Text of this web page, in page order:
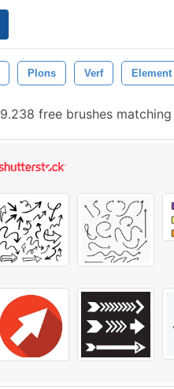
Plons Verf Element
9.238 free brushes matching